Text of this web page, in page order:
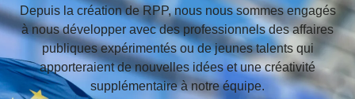
Depuis la création de RPP, nous nous sommes engagés
à nous développer avec des professionnels des affaires
publiques expérimentés ou de jeunes talents qui
apporteraient de nouvelles idées et une créativité
supplémentaire à notre équipe.